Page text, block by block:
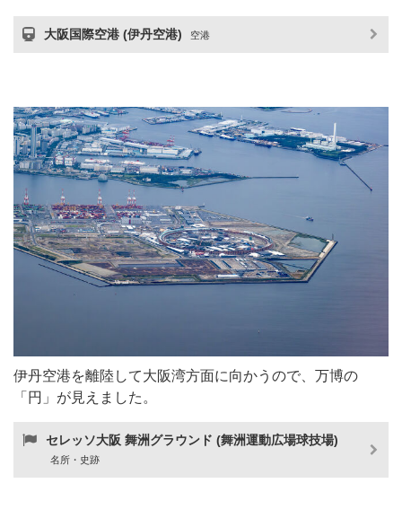
大阪国際空港 (伊丹空港) 空港
伊丹空港を離陸して大阪湾方面に向かうので、万博の
「円」が見えました。
セレッソ大阪 舞洲グラウンド (舞洲運動広場球技場)
名所・史跡